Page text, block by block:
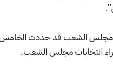
قد حددت الخامس من تشرين
مجلس الشعب.